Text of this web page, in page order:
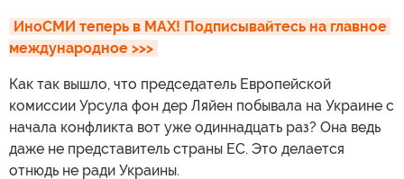
ИноСМИ теперь в MAX! Подписывайтесь на главное
международное >>>
Как так вышло, что председатель Европейской
комиссии Урсула фон дер Ляйен побывала на Украине с
начала конфликта вот уже одиннадцать раз? Она ведь
даже не представитель страны ЕС. Это делается
отнюдь не ради Украины.